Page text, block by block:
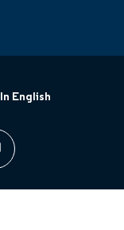
In English